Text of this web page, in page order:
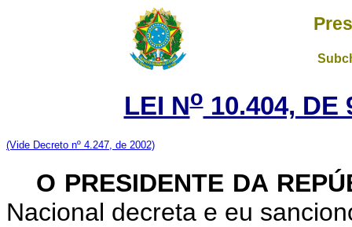
LEI No10.404, DE
(Vide Decreto nº 4.247, de 2002)
O PRESIDENTE DA
Nacional decreta e eu